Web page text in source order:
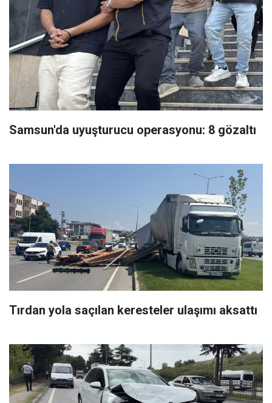
Samsun'da uyuşturucu operasyonu: 8 gözaltı
Tırdan yola saçılan keresteler ulaşımı aksattı